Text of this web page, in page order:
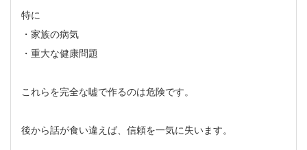
特に
・家族の病気
・重大な健康問題
これらを完全な嘘で作るのは危険です。
後から話が食い違えば、信頼を一気に失います。